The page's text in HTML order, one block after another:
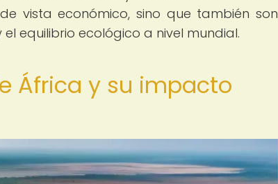
vista económico, sino que también son
equilibrio ecológico a nivel mundial.
África y su impacto